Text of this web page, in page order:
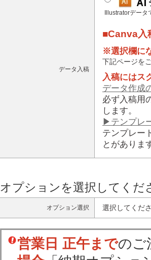
データ入稿
Illustratorデータ
■Canva入
※選択欄に
下記ページを
入稿にはス
データ作成
必ず入稿用
します。
▶テンプレ
テンプレー
とがありま
オプションを選択してくだ
オプション選択 選択してくだ
営業日 正午までのご